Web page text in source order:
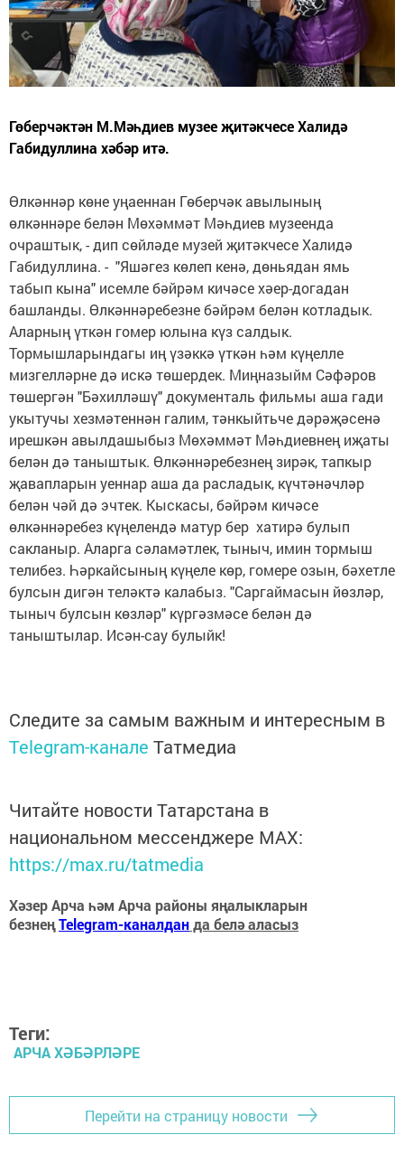
Гөберчәктән М.Мәһдиев музее җитәкчесе Халидә
Габидуллина хәбәр итә.
Өлкәннәр көне уңаеннан Гөберчәк авылының
өлкәннәре белән Мөхәммәт Мәһдиев музеенда
очраштык, - дип сөйләде музей җитәкчесе Халидә
Габидуллина. - "Яшәгез көлеп кенә, дөньядан ямь
табып кына" исемле бәйрәм кичәсе хәер-догадан
башланды. Өлкәннәребезне бәйрәм белән котладык.
Аларның үткән гомер юлына күз салдык.
Тормышларындагы иң үзәккә үткән һәм күңелле
мизгелләрне дә искә төшердек. Миңназыйм Сәфәров
төшергән "Бәхилләшү" документаль фильмы аша гади
укытучы хезмәтеннән галим, тәнкыйтьче дәрәҗәсенә
ирешкән авылдашыбыз Мөхәммәт Мәһдиевнең иҗаты
белән дә таныштык. Өлкәннәребезнең зирәк, тапкыр
җавапларын уеннар аша да расладык, күчтәнәчләр
белән чәй дә эчтек. Кыскасы, бәйрәм кичәсе
өлкәннәребез күңелендә матур бер хатирә булып
сакланыр. Аларга сәламәтлек, тыныч, имин тормыш
телибез. Һәркайсының күңеле көр, гомере озын, бәхетле
булсын дигән теләктә калабыз. "Саргаймасын йөзләр,
тыныч булсын көзләр" күргәзмәсе белән дә
таныштылар. Исән-сау булыйк!
Следите за самым важным и интересным в
Telegram-канале Татмедиа
Читайте новости Татарстана в
национальном мессенджере MАХ:
https://max.ru/tatmedia
Хәзер Арча һәм Арча районы яңалыкларын
безнеңTelegram-каналданда белә аласыз
Теги:
АРЧА ХӘБӘРЛӘРЕ
Перейти на страницу новости